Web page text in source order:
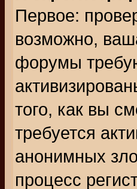
Первое:
возможно,
форумы
того, как вы
требуется
анонимных
процесс